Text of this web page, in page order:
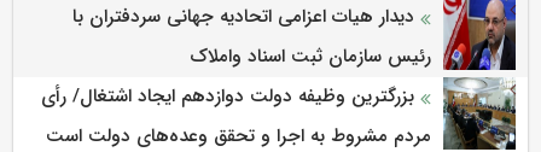
دیدار هیات اعزامی اتحادیه جهانی سردفتران با
رئیس سازمان ثبت اسناد واملاک
بزرگترین وظیفه دولت دوازدهم ایجاد اشتغال/ رأی
مردم مشروط به اجرا و تحقق وعده‌های دولت است